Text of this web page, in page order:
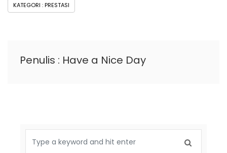
KATEGORI : PRESTASI
Penulis : Have a Nice Day